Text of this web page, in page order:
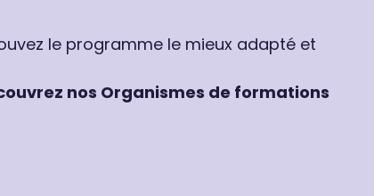
le programme le mieux adapté et
nos Organismes de formations